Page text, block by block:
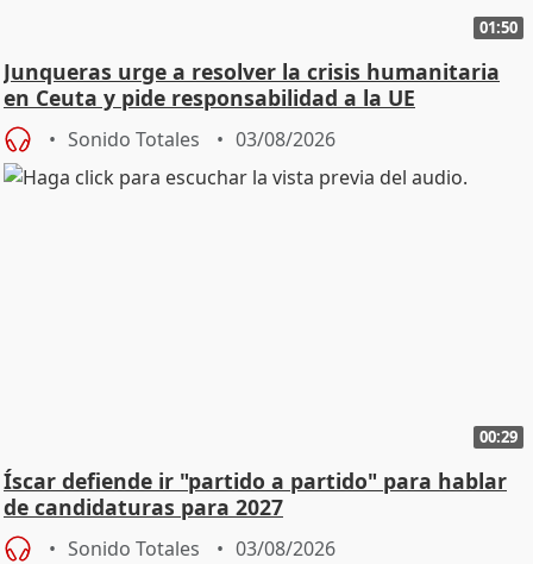
01:50
Junqueras urge a resolver la crisis humanitaria
en Ceuta y pide responsabilidad a la UE
Sonido Totales 03/08/2026
00:29
Íscar defiende ir "partido a partido" para hablar
de candidaturas para 2027
Sonido Totales 03/08/2026